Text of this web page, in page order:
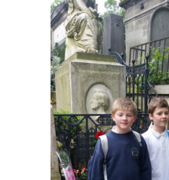
Discographie